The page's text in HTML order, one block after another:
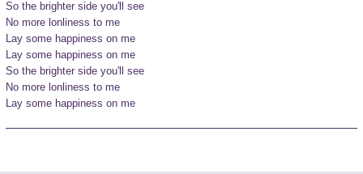
So the brighter side you'll see
No more lonliness to me
Lay some happiness on me
Lay some happiness on me
So the brighter side you'll see
No more lonliness to me
Lay some happiness on me